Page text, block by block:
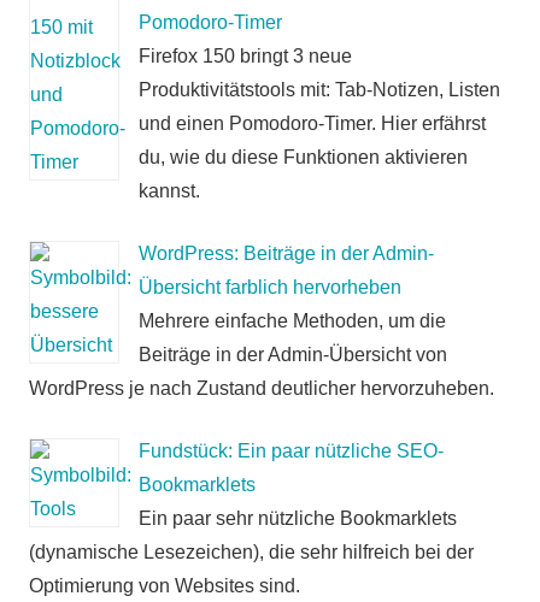
Pomodoro-Timer
Firefox 150 bringt 3 neue
Produktivitätstools mit: Tab-Notizen, Listen
und einen Pomodoro-Timer. Hier erfährst
du, wie du diese Funktionen aktivieren
kannst.
WordPress: Beiträge in der Admin-
Übersicht farblich hervorheben
Mehrere einfache Methoden, um die
Beiträge in der Admin-Übersicht von
WordPress je nach Zustand deutlicher hervorzuheben.
Fundstück: Ein paar nützliche SEO-
Bookmarklets
Ein paar sehr nützliche Bookmarklets
(dynamische Lesezeichen), die sehr hilfreich bei der
Optimierung von Websites sind.